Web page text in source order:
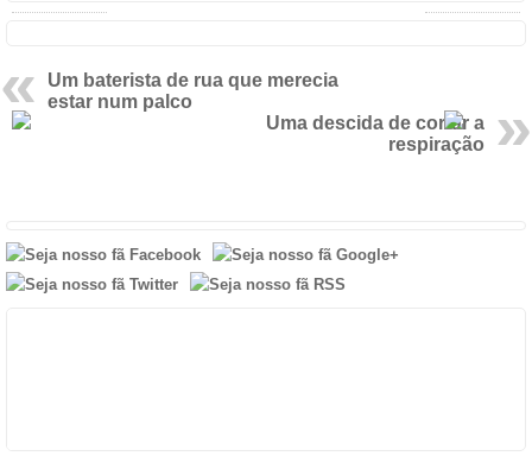
Um baterista de rua que merecia
estar num palco
Uma descida de cortar a
respiração